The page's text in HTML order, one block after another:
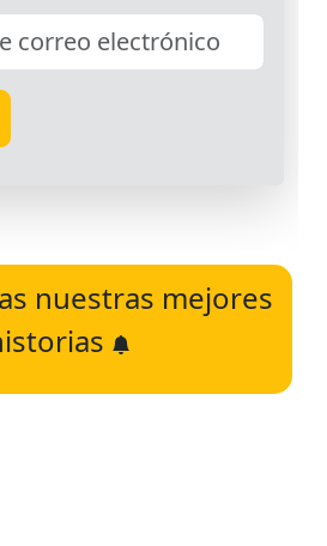
nuestras mejores